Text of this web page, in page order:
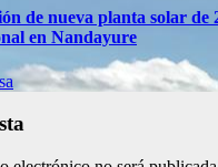
de nueva planta solar de
en Nandayure